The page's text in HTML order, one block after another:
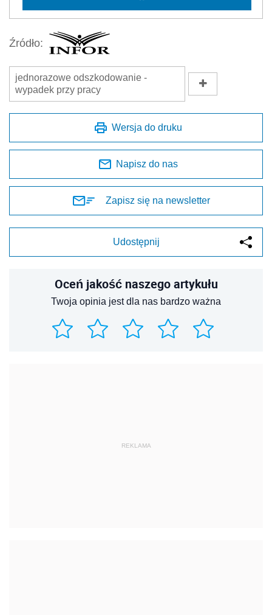
Źródło:
jednorazowe odszkodowanie -
wypadek przy pracy
Wersja do druku
Napisz do nas
Zapisz się na newsletter
Udostępnij
Oceń jakość naszego artykułu
Twoja opinia jest dla nas bardzo ważna
REKLAMA